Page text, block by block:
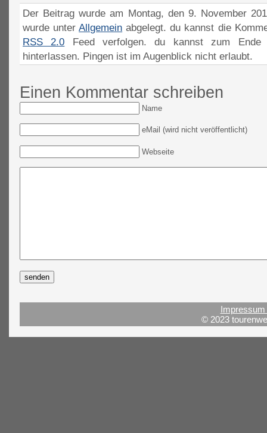
Der Beitrag wurde am Montag, den 9. November
wurde unterAllgemein abgelegt. du kannst die
RSS 2.0 Feed verfolgen. du kannst zum Ende
hinterlassen. Pingen ist im Augenblick nicht erlaubt.
Einen Kommentar schreiben
Name
eMail (wird nicht veröffentlicht)
Webseite
© 2023